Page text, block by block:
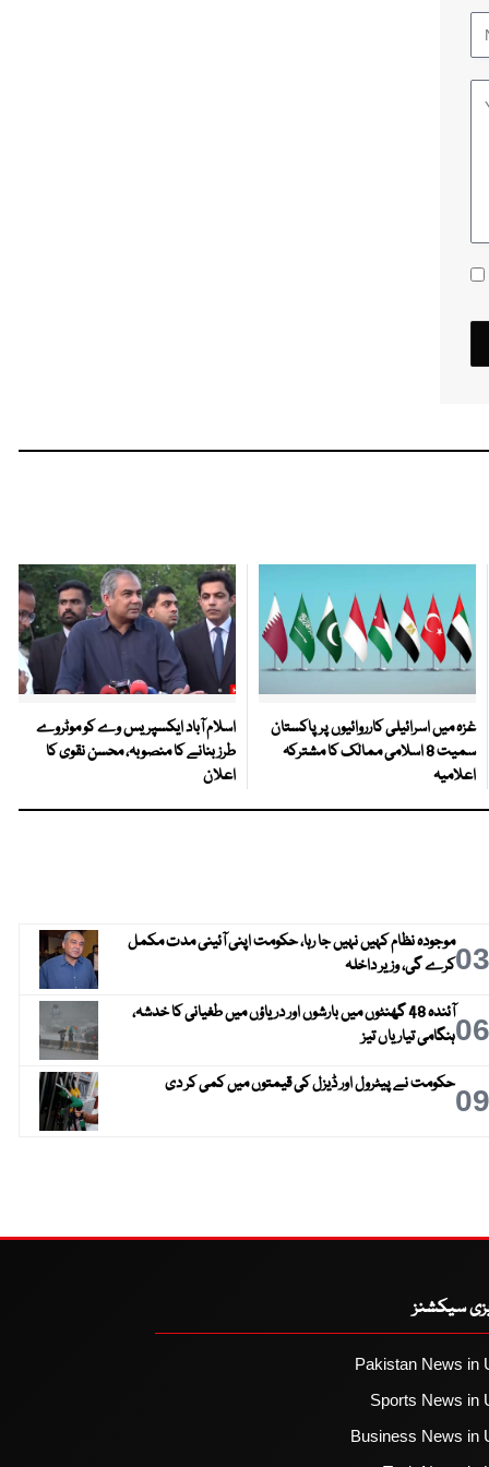
غزہ میں اسرائیلی کارروائیوں پر پاکستان
سمیت 8 اسلامی ممالک کا مشترکہ
اعلامیہ
اسلام آباد ایکسپریس وے کو موٹروے
طرز بنانے کا منصوبہ، محسن نقوی کا
اعلان
03موجودہ نظام کہیں نہیں جا رہا، حکومت اپنی آئینی مدت مکمل
کرے گی، وزیر داخلہ
06
آئندہ 48 گھنٹوں میں بارشوں اور دریاؤں میں طغیانی کا خدشہ،
ہنگامی تیاریاں تیز
09حکومت نے پیٹرول اور ڈیزل کی قیمتوں میں کمی کر دی
سیکشنز
Pakistan News in
Sports News in
Business News in